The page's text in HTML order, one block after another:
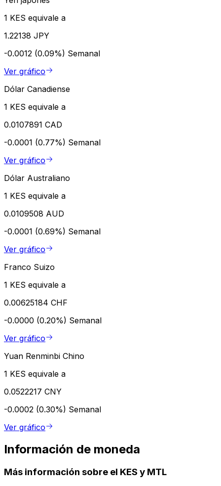
1 KES equivale a
1.22138 JPY
-0.0012 (0.09%) Semanal
Ver gráfico
Dólar Canadiense
1 KES equivale a
0.0107891 CAD
-0.0001 (0.77%) Semanal
Ver gráfico
Dólar Australiano
1 KES equivale a
0.0109508 AUD
-0.0001 (0.69%) Semanal
Ver gráfico
Franco Suizo
1 KES equivale a
0.00625184 CHF
-0.0000 (0.20%) Semanal
Ver gráfico
Yuan Renminbi Chino
1 KES equivale a
0.0522217 CNY
-0.0002 (0.30%) Semanal
Ver gráfico
Información de moneda
Más información sobre el KES y MTL